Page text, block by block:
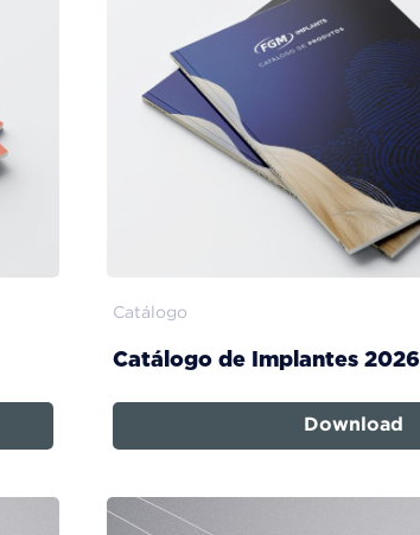
Catálogo
Catálogo de Implantes 2026
Download